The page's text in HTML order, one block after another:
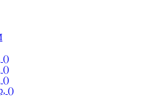
()
()
()
()